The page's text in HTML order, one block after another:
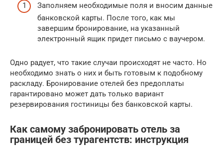
Заполняем необходимые поля и вносим данные
банковской карты. После того, как мы
завершим бронирование, на указанный
электронный ящик придет письмо с ваучером.
Одно радует, что такие случаи происходят не часто. Но
необходимо знать о них и быть готовым к подобному
раскладу. Бронирование отелей без предоплаты
гарантировано может дать только вариант
резервирования гостиницы без банковской карты.
Как самому забронировать отель за
границей без турагентств: инструкция